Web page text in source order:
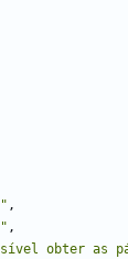
,
,
obter as